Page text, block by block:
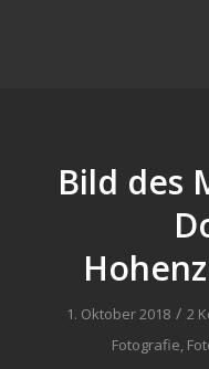
Bild des
1. Oktober 2018 / 2
Fotografie,